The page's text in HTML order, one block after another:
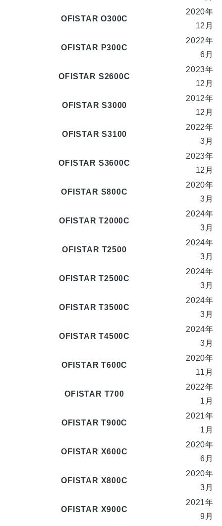
OFISTAR O300C
2020年
12月
OFISTAR P300C
2022年
6月
OFISTAR S2600C
2023年
12月
OFISTAR S3000
2012年
12月
OFISTAR S3100
2022年
3月
OFISTAR S3600C
2023年
12月
OFISTAR S800C
2020年
3月
OFISTAR T2000C
2024年
3月
OFISTAR T2500
2024年
3月
OFISTAR T2500C
2024年
3月
OFISTAR T3500C
2024年
3月
OFISTAR T4500C
2024年
3月
OFISTAR T600C
2020年
11月
OFISTAR T700
2022年
1月
OFISTAR T900C
2021年
1月
OFISTAR X600C
2020年
6月
OFISTAR X800C
2020年
3月
OFISTAR X900C
2021年
9月